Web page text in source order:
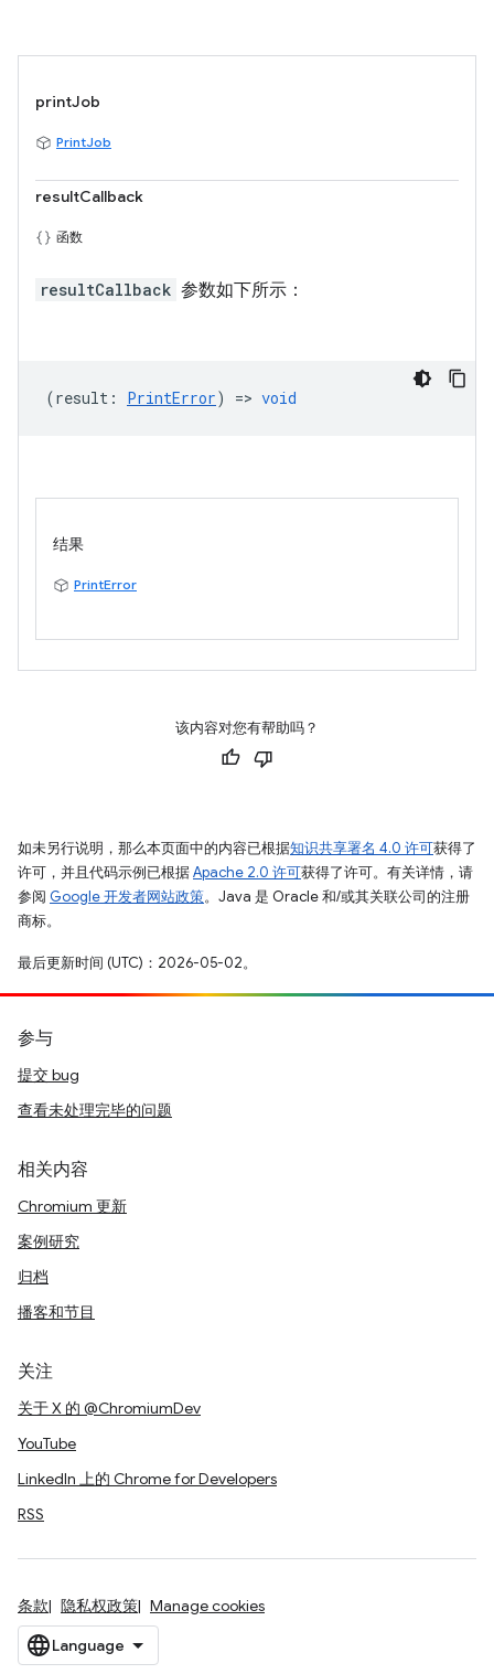
printJob
PrintJob
resultCallback
函数
resultCallback 参数如下所示：
(result : PrintError) => void
结果
PrintError
该内容对您有帮助吗？
如未另行说明，那么本页面中的内容已根据知识共享署名 4.0 许可获得了
许可，并且代码示例已根据Apache 2.0 许可获得了许可。有关详情，请
参阅 Google 开发者网站政策。Java 是 Oracle 和/或其关联公司的注册
商标。
最后更新时间 (UTC)：2026-05-02。
参与
提交 bug
查看未处理完毕的问题
相关内容
Chromium 更新
案例研究
归档
播客和节目
关注
关于 X 的 @ChromiumDev
YouTube
LinkedIn 上的 Chrome for Developers
RSS
条款 隐私权政策 Manage cookies